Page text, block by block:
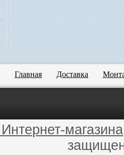
Главная Доставка
магазина